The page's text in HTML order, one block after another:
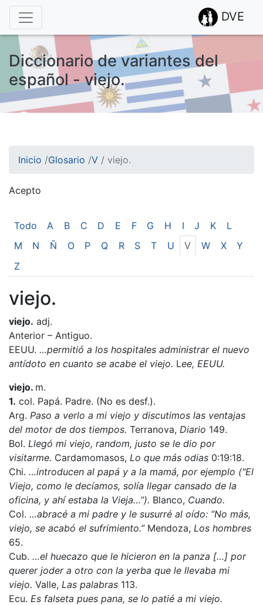
DVE
Diccionario de variantes del
español - viejo.
Inicio /Glosario /V / viejo.
Acepto
Todo A B C D E F G H I J K
L
M
N Ñ O P Q R S T U V W X
Y
Z
viejo.
viejo. adj.
Anterior – Antiguo.
EEUU. …permitió a los hospitales administrar el nuevo
antídoto en cuanto se acabe el viejo. Lee, EEUU.
viejo. m.
1. col. Papá. Padre. (No es desf.).
Arg. Paso a verlo a mi viejo y discutimos las ventajas
del motor de dos tiempos. Terranova, Diario 149.
Bol. Llegó mi viejo, random, justo se le dio por
visitarme. Cardamomasos, Lo que más odias 0:19:18.
Chi. …introducen al papá y a la mamá, por ejemplo ("El
Viejo, como le decíamos, solía llegar cansado de la
oficina, y ahí estaba la Vieja…”). Blanco, Cuando.
Col. …abracé a mi padre y le susurré al oído: “No más,
viejo, se acabó el sufrimiento.”Mendoza, Los hombres
65.
Cub. …el huecazo que le hicieron en la panza […] por
querer joder a otro con la yerba que le llevaba mi
viejo. Valle, Las palabras 113.
Ecu. Es falseta pues pana, se lo patié a mi viejo.